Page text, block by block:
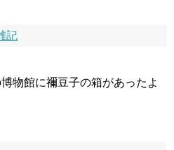
記
物館に禰豆子の箱があったよ